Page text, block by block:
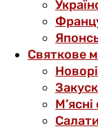
Святкове